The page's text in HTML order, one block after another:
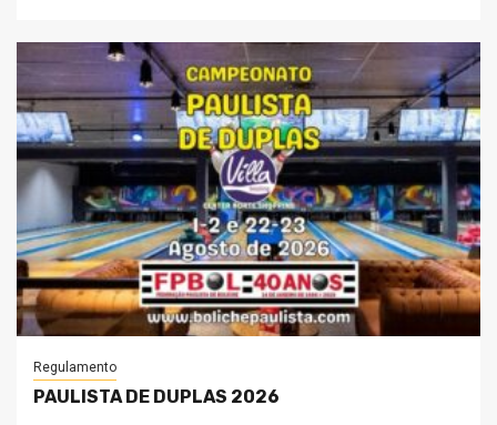
Regulamento
PAULISTA DE DUPLAS 2026